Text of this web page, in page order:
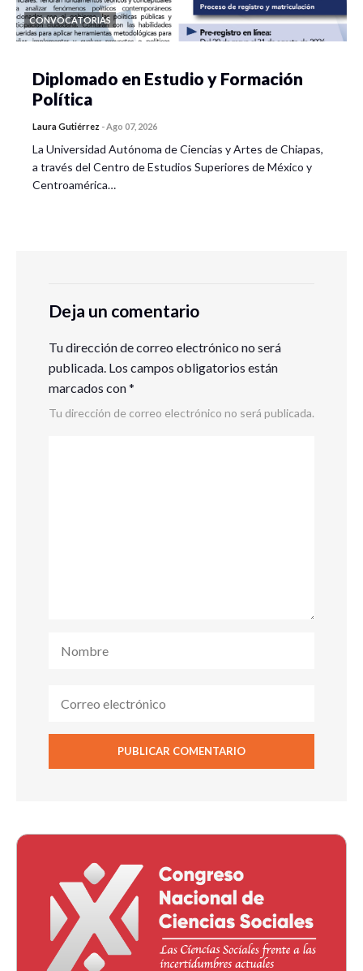
CONVOCATORIAS
Diplomado en Estudio y Formación
Política
Laura Gutiérrez -Ago 07, 2026
La Universidad Autónoma de Ciencias y Artes de Chiapas,
a través del Centro de Estudios Superiores de México y
Centroamérica…
Deja un comentario
Tu dirección de correo electrónico no será
publicada. Los campos obligatorios están
marcados con*
Tu dirección de correo electrónico no será publicada.